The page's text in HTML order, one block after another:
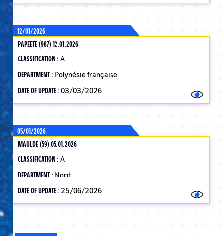
12/01/2026
PAPEETE (987) 12.01.2026
CLASSIFICATION : A
DEPARTMENT : Polynésie française
DATE OF UPDATE : 03/03/2026
05/01/2026
MAULDE (59) 05.01.2026
CLASSIFICATION : A
DEPARTMENT : Nord
DATE OF UPDATE : 25/06/2026